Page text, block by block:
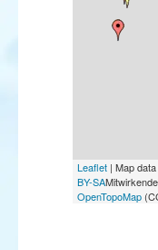
Leaflet | Map
BY-SA
OpenTopoMap